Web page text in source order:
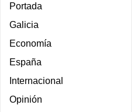
Portada
Galicia
Economía
España
Internacional
Opinión